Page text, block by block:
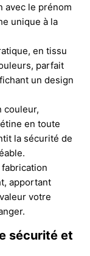
avec le prénom
unique à la
en tissu
parfait
un design
couleur,
en toute
la sécurité de
fabrication
apportant
votre
sécurité et